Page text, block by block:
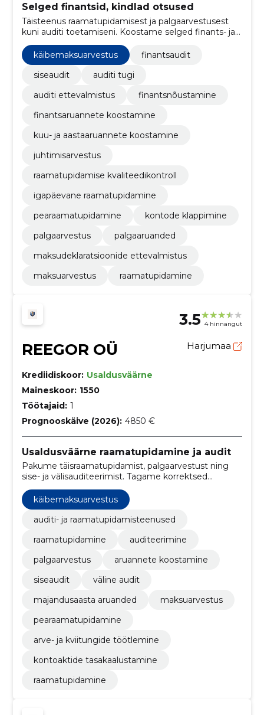
Selged finantsid, kindlad otsused
Täisteenus raamatupidamisest ja palgaarvestusest
kuni auditi toetamiseni. Koostame selged finants- ja
aitavad juhtidel õigeid otsuseid teha.
käibemaksuarvestus
finantsaudit
siseaudit
auditi tugi
auditi ettevalmistus
finantsnõustamine
finantsaruannete koostamine
kuu- ja aastaaruannete koostamine
juhtimisarvestus
raamatupidamise kvaliteedikontroll
igapäevane raamatupidamine
pearaamatupidamine
kontode klappimine
palgaarvestus
palgaaruanded
maksudeklaratsioonide ettevalmistus
maksuarvestus
raamatupidamine
3.5 4 hinnangut
REEGOR OÜ Harjumaa
Krediidiskoor: Usaldusväärne
Maineskoor: 1550
Töötajaid: 1
Prognooskäive (2026): 4850 €
Usaldusväärne raamatupidamine ja audit
Pakume täisraamatupidamist, palgaarvestust ning
sise- ja välisauditeerimist. Tagame korrektsed
finantsaruanded ja aitame maandada riske, et
toetada teie otsuseid.
käibemaksuarvestus
auditi- ja raamatupidamisteenused
raamatupidamine
auditeerimine
palgaarvestus
aruannete koostamine
siseaudit
väline audit
majandusaasta aruanded
maksuarvestus
pearaamatupidamine
arve- ja kviitungide töötlemine
kontoaktide tasakaalustamine
raamatupidamine